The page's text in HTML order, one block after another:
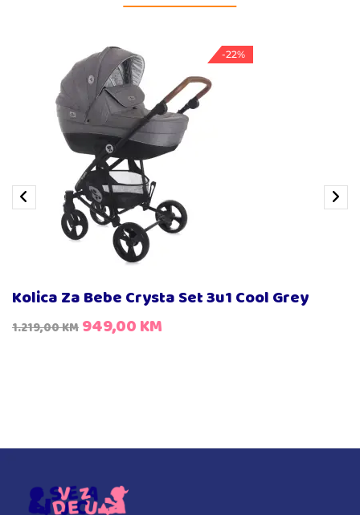
-22%
Kolica Za Bebe Crysta Set 3u1 Cool Grey
1.219,00KM 949,00KM